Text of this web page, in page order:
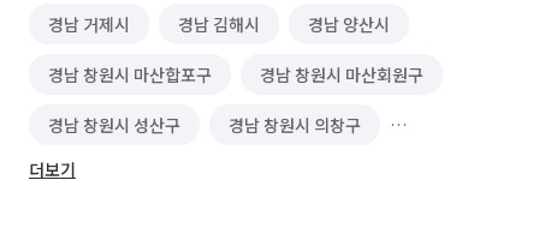
경남 거제시 경남 김해시 경남 양산시
경남 창원시 마산합포구 경남 창원시 마산회원구
경남 창원시 성산구 경남 창원시 의창구
경남 창원시 진해구
더보기